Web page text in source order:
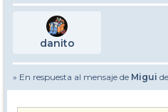
danito
» En respuesta al mensaje de Migui